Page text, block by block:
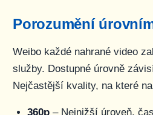
Porozumění
Weibo každé nahrané video
služby. Dostupné úrovně
Nejčastější kvality, na které
360p – Nejnižší úroveň,